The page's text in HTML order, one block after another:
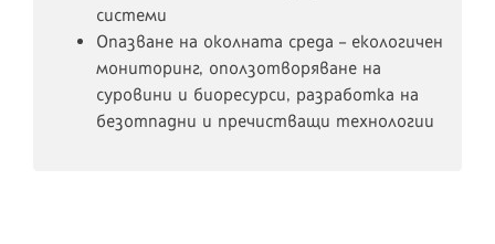
системи
Опазване на околната среда – екологичен
мониторинг, оползотворяване на
суровини и биоресурси, разработка на
безотпадни и пречистващи технологии